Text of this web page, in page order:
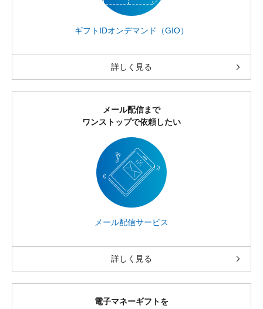
ギフトIDオンデマンド（GIO）
詳しく見る
メール配信まで
ワンストップで依頼したい
メール配信サービス
詳しく見る
電子マネーギフトを